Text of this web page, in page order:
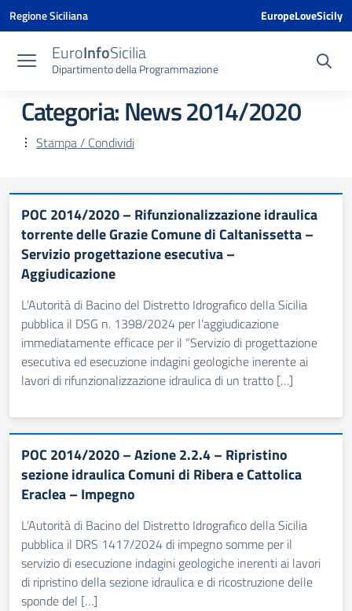
Vai ai contenuti
Vai al menu di navigazione
Vai al footer
Vai al banner delle Cookie Policy
Regione Siciliana EuropeLoveSicily
EuroInfoSicilia
Dipartimento della Programmazione
Categoria:News 2014/2020
Stampa / Condividi
POC 2014/2020 – Rifunzionalizzazione idraulica
torrente delle Grazie Comune di Caltanissetta –
Servizio progettazione esecutiva –
Aggiudicazione
L’Autorità di Bacino del Distretto Idrografico della Sicilia
pubblica il DSG n. 1398/2024 per l’aggiudicazione
immediatamente efficace per il “Servizio di progettazione
esecutiva ed esecuzione indagini geologiche inerente ai
lavori di rifunzionalizzazione idraulica di un tratto […]
POC 2014/2020 – Azione 2.2.4 – Ripristino
sezione idraulica Comuni di Ribera e Cattolica
Eraclea – Impegno
L’Autorità di Bacino del Distretto Idrografico della Sicilia
pubblica il DRS 1417/2024 di impegno somme per il
servizio di esecuzione indagini geologiche inerenti ai lavori
di ripristino della sezione idraulica e di ricostruzione delle
sponde del […]